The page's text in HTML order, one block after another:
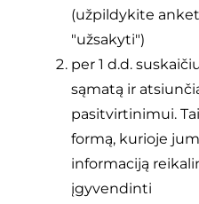
(užpildykite
"užsakyti")
per 1 d.d.
sąmatą ir
pasitvirtinimui.
formą, kurioje
informaciją
įgyvendinti